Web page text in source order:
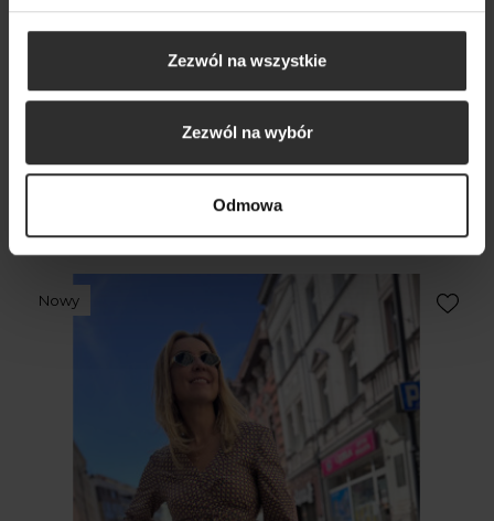
Zezwól na wszystkie
Zezwól na wybór
Odmowa
Sukienka Alexandra Colors
449,00 zł
Nowy